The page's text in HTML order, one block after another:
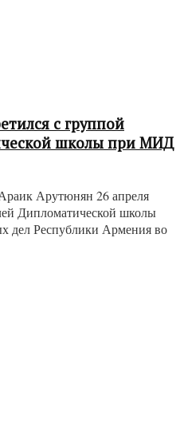
с группой
школы при МИД
Арутюнян 26 апреля
Дипломатической школы
дел Республики Армения во